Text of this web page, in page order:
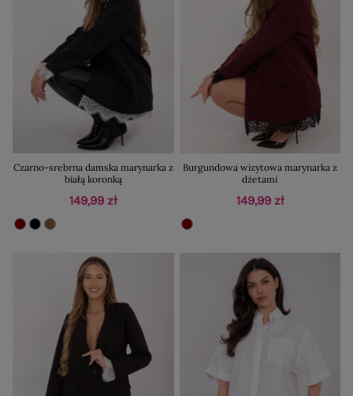
Czarno-srebrna damska marynarka z
białą koronką
149,99 zł
Burgundowa wizytowa marynarka z
dżetami
149,99 zł